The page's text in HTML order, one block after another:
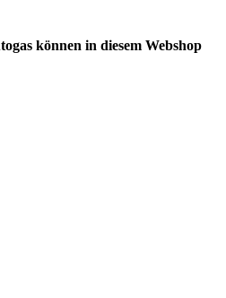
können in diesem Webshop